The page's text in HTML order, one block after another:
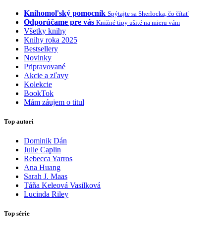
Knihomoľský pomocník Spýtajte sa Sherlocka, čo čítať
Odporúčame pre vás Knižné tipy ušité na mieru vám
Všetky knihy
Knihy roka 2025
Bestsellery
Novinky
Pripravované
Akcie a zľavy
Kolekcie
BookTok
Mám záujem o titul
Top autori
Dominik Dán
Julie Caplin
Rebecca Yarros
Ana Huang
Sarah J. Maas
Táňa Keleová Vasilková
Lucinda Riley
Top série